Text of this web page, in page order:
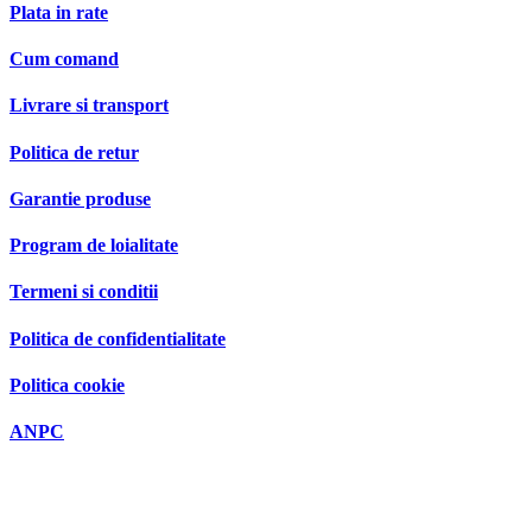
Plata in rate
Cum comand
Livrare si transport
Politica de retur
Garantie produse
Program de loialitate
Termeni si conditii
Politica de confidentialitate
Politica cookie
ANPC